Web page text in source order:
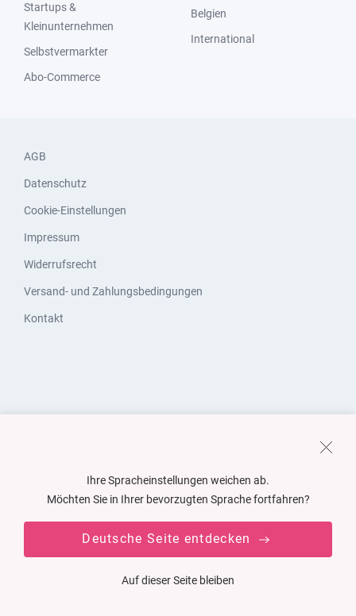
Startups &
Kleinunternehmen
Selbstvermarkter
Abo-Commerce
Belgien
International
AGB
Datenschutz
Cookie-Einstellungen
Impressum
Widerrufsrecht
Versand- und Zahlungsbedingungen
Kontakt
Ihre Spracheinstellungen weichen ab.
Möchten Sie in Ihrer bevorzugten Sprache fortfahren?
Deutsche Seite entdecken
Auf dieser Seite bleiben